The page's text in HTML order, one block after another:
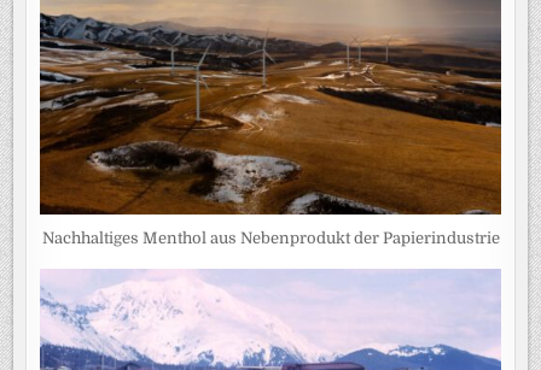
Nachhaltiges Menthol aus Nebenprodukt der Papierindustrie